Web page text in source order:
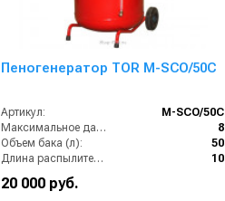
Пеногенератор TOR M-SCO/50C
Артикул:
M-SCO/50C
Максимальное давление (бар):
8
Объем бака (л):
50
Длина распылительного шланга (м):
10
20 000 руб.